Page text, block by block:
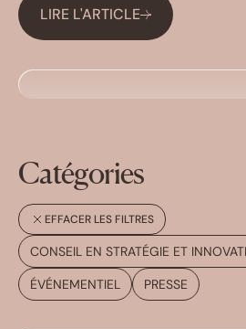
LIRE L'ARTICLE
Catégories
EFFACER LES FILTRES
CONSEIL EN STRATÉGIE ET
ÉVÉNEMENTIEL
PRESSE